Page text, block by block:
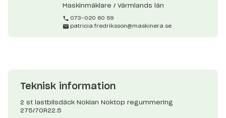
Maskinmäklare / Värmlands län
073-020 60 59
patricia.fredriksson@maskinera.se
Teknisk information
2 st lastbilsdäck Nokian Noktop regummering
275/70R22.5